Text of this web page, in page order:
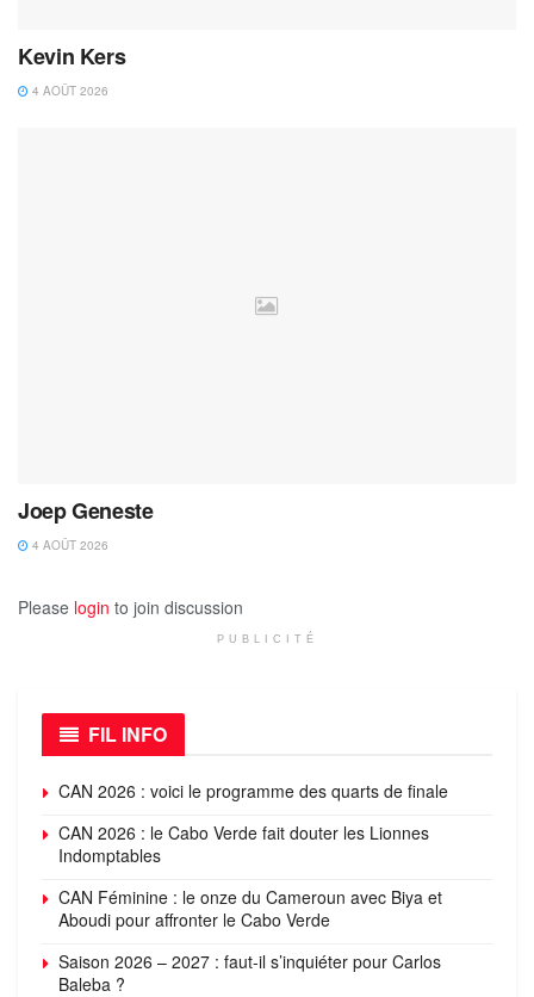
Kevin Kers
4 AOÛT 2026
Joep Geneste
4 AOÛT 2026
Please login to join discussion
PUBLICITÉ
FIL INFO
CAN 2026 : voici le programme des quarts de finale
CAN 2026 : le Cabo Verde fait douter les Lionnes
Indomptables
CAN Féminine : le onze du Cameroun avec Biya et
Aboudi pour affronter le Cabo Verde
Saison 2026 – 2027 : faut-il s’inquiéter pour Carlos
Baleba ?